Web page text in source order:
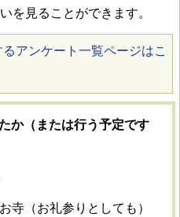
を見ることができます。
アンケート一覧ページはこ
か（または行う予定です
寺（お礼参りとしても）